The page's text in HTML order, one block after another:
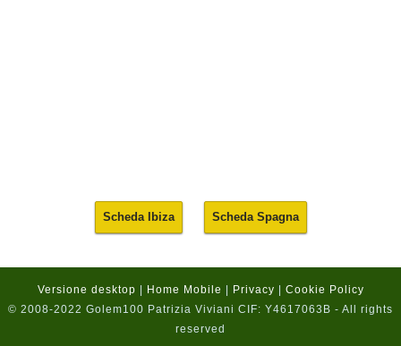
Scheda Ibiza Scheda Spagna
Versione desktop Home Mobile Privacy
Cookie Policy
© 2008-2022 Golem100 Patrizia Viviani CIF: Y4617063B - All rights
reserved